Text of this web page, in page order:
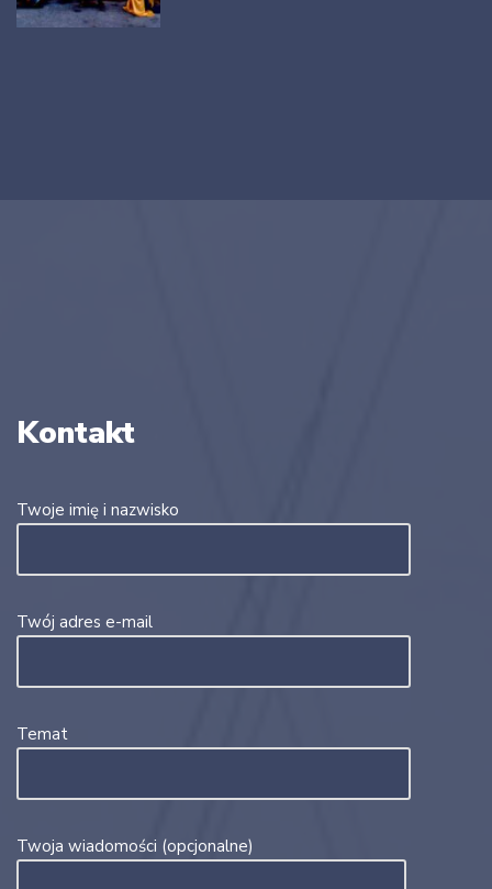
Kontakt
Twoje imię i nazwisko
Twój adres e-mail
Temat
Twoja wiadomości (opcjonalne)